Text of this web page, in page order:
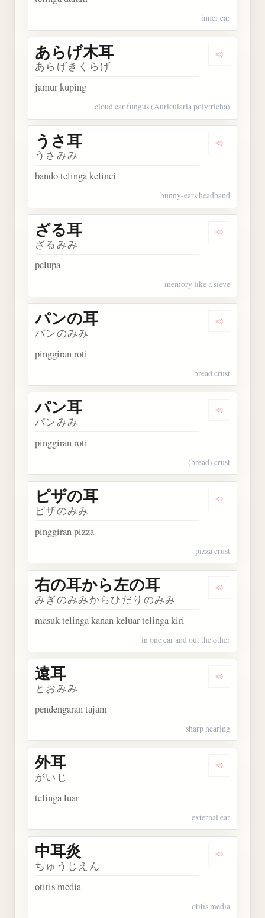
inner ear
Dengarkan
あらげ木耳
あらげきくらげ
jamur kuping
cloud ear fungus (Auricularia polytricha)
Dengarkan
うさ耳
うさみみ
bando telinga kelinci
bunny-ears headband
Dengarkan
ざる耳
ざるみみ
pelupa
memory like a sieve
Dengarkan
パンの耳
パンのみみ
pinggiran roti
bread crust
Dengarkan
パン耳
パンみみ
pinggiran roti
(bread) crust
Dengarkan
ピザの耳
ピザのみみ
pinggiran pizza
pizza crust
Dengarkan
右の耳から左の耳
みぎのみみからひだりのみみ
masuk telinga kanan keluar telinga kiri
in one ear and out the other
Dengarkan
遠耳
とおみみ
pendengaran tajam
sharp hearing
Dengarkan
外耳
がいじ
telinga luar
external ear
Dengarkan
中耳炎
ちゅうじえん
otitis media
otitis media